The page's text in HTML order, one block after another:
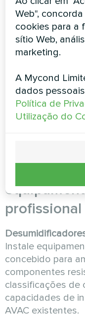
evaporação e
diferencial
de humidade
desconfortáveis.
controlos de
diferentes áreas
todo o espaço.
balneários e os
Passo 4:
profissional
Instale
concebido para
componentes
classificações de
capacidades de
AVAC existentes.
Web",
cookies para a
sítio Web,
marketing.
A Mycond
dados
Política de
Utilização do